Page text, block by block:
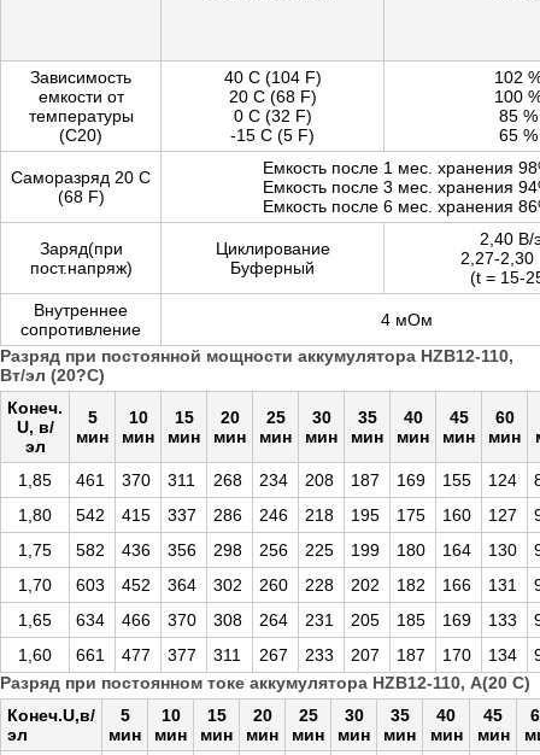
Зависимость
емкости от
температуры
(С20)
40 С (104 F)
20 C (68 F)
0 C (32 F)
-15 C (5 F)
102
100
85 %
65 %
Саморазряд 20 С
(68 F)
Емкость после 1 мес. хранения
Емкость после 3 мес. хранения
Емкость после 6 мес. хранения
Заряд(при
пост.напряж)
Циклирование
Буферный
2,40 В/
2,27-2,30
(t = 15-
Внутреннее
сопротивление
4 мОм
Разряд при постоянной мощности аккумулятора HZB12-110,
Вт/эл (20?С)
Конеч.
U, в/
эл
5
мин
10
мин
15
мин
20
мин
25
мин
30
мин
35
мин
40
мин
45
мин
60
мин
1,85 461 370 311 268 234 208 187 169 155 124
1,80
542 415 337 286 246 218 195 175 160 127
1,75
582 436 356 298 256 225 199 180 164 130
1,70
603 452 364 302 260 228 202 182 166 131
1,65
634 466 370 308 264 231 205 185 169 133
1,60
661 477 377 311 267 233 207 187 170 134
Разряд при постоянном токе аккумулятора HZB12-110, А(20 С)
Конеч.U,в/
эл
5
мин
10
мин
15
мин
20
мин
25
мин
30
мин
35
мин
40
мин
45
мин